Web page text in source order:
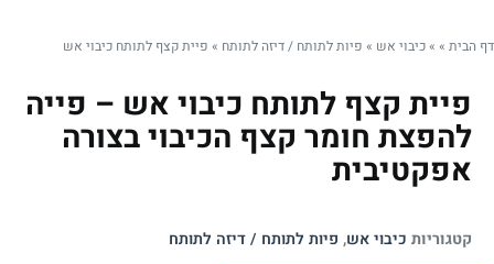
דף הבית »
»כיבוי אש » פיות לתותח / דיזה לתותח » פיית קצף לתותח כיבוי אש
פיית קצף לתותח כיבוי אש – פייה
להפצת חומר קצף הכיבוי בצורה
אפקטיבית
קטגוריות כיבוי אש, פיות לתותח / דיזה לתותח